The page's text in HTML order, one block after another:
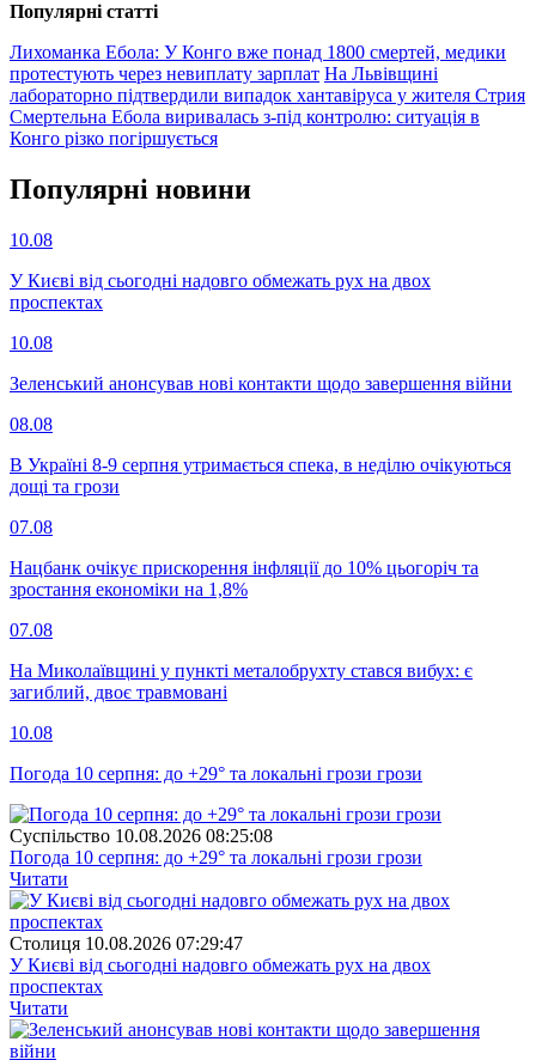
Популярнi статтi
Лихоманка Ебола: У Конго вже понад 1800 смертей, медики
протестують через невиплату зарплат На Львівщині
лабораторно підтвердили випадок хантавіруса у жителя Стрия
Смертельна Ебола виривалась з-під контролю: ситуація в
Конго різко погіршується
Популярнi новини
10.08
У Києві від сьогодні надовго обмежать рух на двох
проспектах
10.08
Зеленський анонсував нові контакти щодо завершення війни
08.08
В Україні 8-9 серпня утримається спека, в неділю очікуються
дощі та грози
07.08
Нацбанк очікує прискорення інфляції до 10% цьогоріч та
зростання економіки на 1,8%
07.08
На Миколаївщині у пункті металобрухту стався вибух: є
загиблий, двоє травмовані
10.08
Погода 10 серпня: до +29° та локальні грози грози
Суспiльство 10.08.2026 08:25:08
Погода 10 серпня: до +29° та локальні грози грози
Читати
Столиця 10.08.2026 07:29:47
У Києві від сьогодні надовго обмежать рух на двох
проспектах
Читати